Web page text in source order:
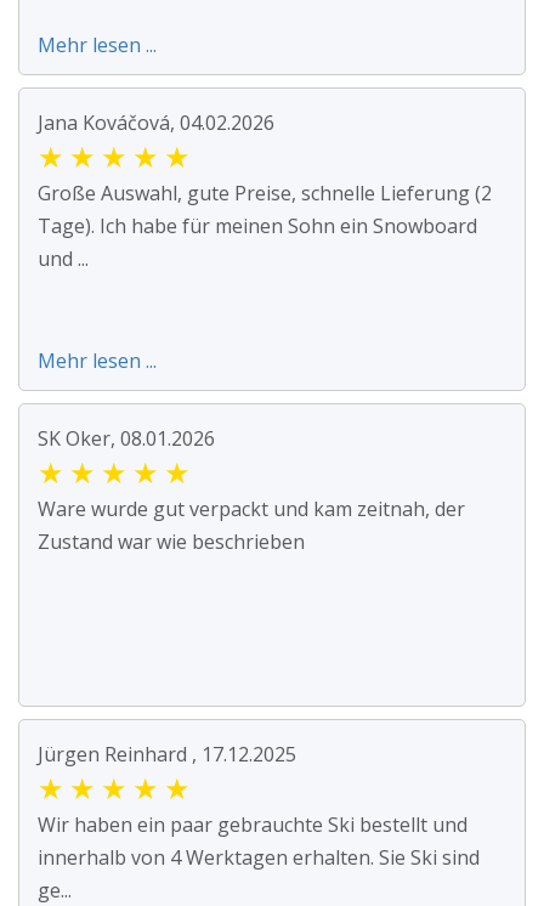
Mehr lesen ...
Jana Kováčová, 04.02.2026
★ ★ ★ ★ ★
Große Auswahl, gute Preise, schnelle Lieferung (2
Tage). Ich habe für meinen Sohn ein Snowboard
und ...
Mehr lesen ...
SK Oker, 08.01.2026
★ ★ ★ ★ ★
Ware wurde gut verpackt und kam zeitnah, der
Zustand war wie beschrieben
Jürgen Reinhard , 17.12.2025
★ ★ ★ ★ ★
Wir haben ein paar gebrauchte Ski bestellt und
innerhalb von 4 Werktagen erhalten. Sie Ski sind
ge...